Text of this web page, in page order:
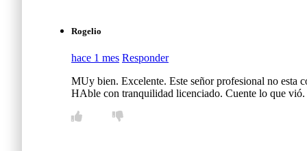
Rogelio
hace 1 mes Responder
MUy bien. Excelente. Este señor profesional no esta
HAble con tranquilidad licenciado. Cuente lo que vió.